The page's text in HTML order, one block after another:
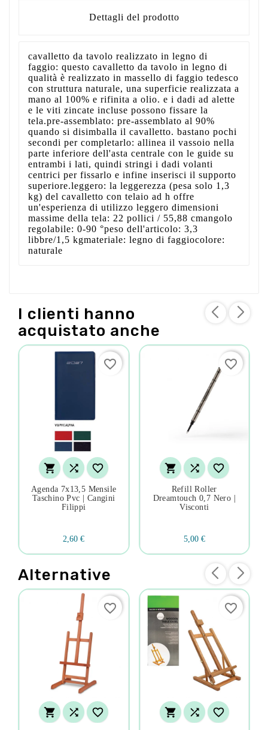
Dettagli del prodotto
cavalletto da tavolo realizzato in legno di
faggio: questo cavalletto da tavolo in legno di
qualità è realizzato in massello di faggio tedesco
con struttura naturale, una superficie realizzata a
mano al 100% e rifinita a olio. e i dadi ad alette
e le viti zincate incluse possono fissare la
tela.pre-assemblato: pre-assemblato al 90%
quando si disimballa il cavalletto. bastano pochi
secondi per completarlo: allinea il vassoio nella
parte inferiore dell'asta centrale con le guide su
entrambi i lati, quindi stringi i dadi volanti
centrici per fissarlo e infine inserisci il supporto
superiore.leggero: la leggerezza (pesa solo 1,3
kg) del cavalletto con telaio ad h offre
un'esperienza di utilizzo leggero dimensioni
massime della tela: 22 pollici / 55,88 cmangolo
regolabile: 0-90 °peso dell'articolo: 3,3
libbre/1,5 kgmateriale: legno di faggiocolore:
naturale
I clienti hanno
acquistato anche
  
Agenda 7x13,5 Mensile
Taschino Pvc | Cangini
Filippi
2,60 €
favorite_border
  
Refill Roller
Dreamtouch 0,7 Nero |
Visconti
5,00 €
favorite_border
Alternative
  
favorite_border
  
favorite_border